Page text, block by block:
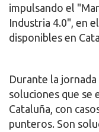
impulsando el
Industria 4.0", en
disponibles en
Durante la
soluciones que se
Cataluña, con
punteros. Son